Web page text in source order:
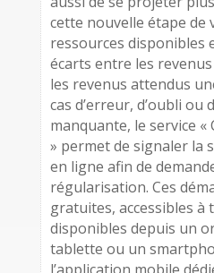
cette nouvelle étape de
ressources disponibles
écarts entre les
les revenus attendus
cas d’erreur, d’oubli ou
manquante, le service
» permet de signaler la
en ligne afin de
régularisation. Ces
gratuites, accessibles à
disponibles depuis un
tablette ou un